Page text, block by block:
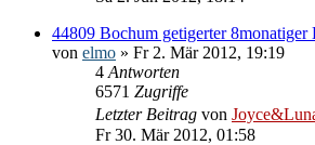
44809 Bochum getigerter 8monatiger
von elmo » Fr 2. Mär 2012, 19:19
4 Antworten
6571 Zugriffe
Letzter Beitrag von
Fr 30. Mär 2012, 01:58